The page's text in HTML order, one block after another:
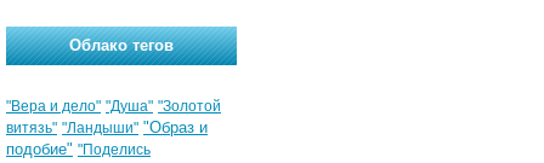
Облако тегов
"Вера и дело" "Душа" "Золотой
витязь" "Ландыши" "Образ и
подобие" "Поделись